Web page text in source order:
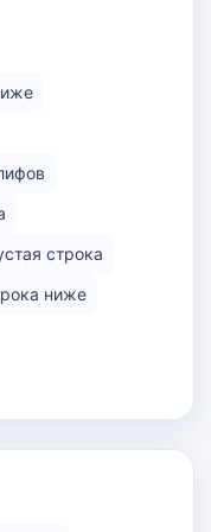
строка
ниже